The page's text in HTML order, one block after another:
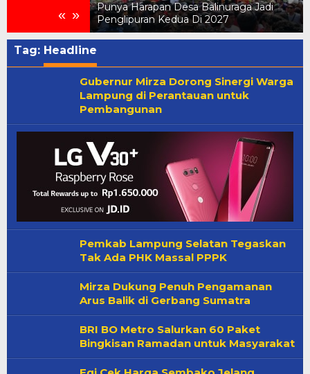
« »
Punya Harapan Desa Balinuraga Jadi
Penglipuran Kedua Di 2027
Tag: Headline
Gubernur Mirza Dorong Sinergi Warga
Lampung di Perantauan untuk
Pembangunan
Pemkab Lampung Selatan Tegaskan
Tak Ada PHK Massal PPPK
Mirza Dukung Penuh Pengamanan
Arus Balik di Gerbang Sumatra
BRI BO Metro Salurkan 60 Paket
Bingkisan Ramadan untuk Masyarakat